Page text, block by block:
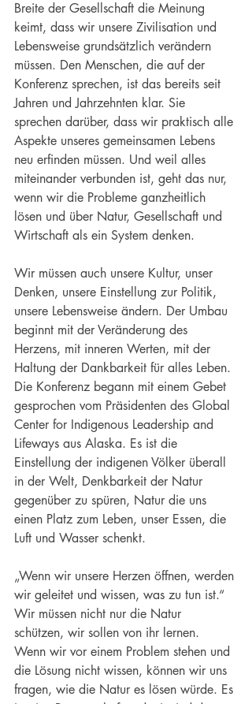
Breite der Gesellschaft die Meinung
keimt, dass wir unsere Zivilisation und
Lebensweise grundsätzlich verändern
müssen. Den Menschen, die auf der
Konferenz sprechen, ist das bereits seit
Jahren und Jahrzehnten klar. Sie
sprechen darüber, dass wir praktisch alle
Aspekte unseres gemeinsamen Lebens
neu erfinden müssen. Und weil alles
miteinander verbunden ist, geht das nur,
wenn wir die Probleme ganzheitlich
lösen und über Natur, Gesellschaft und
Wirtschaft als ein System denken.
Wir müssen auch unsere Kultur, unser
Denken, unsere Einstellung zur Politik,
unsere Lebensweise ändern. Der Umbau
beginnt mit der Veränderung des
Herzens, mit inneren Werten, mit der
Haltung der Dankbarkeit für alles Leben.
Die Konferenz begann mit einem Gebet
gesprochen vom Präsidenten des Global
Center for Indigenous Leadership and
Lifeways aus Alaska. Es ist die
Einstellung der indigenen Völker überall
in der Welt, Denkbarkeit der Natur
gegenüber zu spüren, Natur die uns
einen Platz zum Leben, unser Essen, die
Luft und Wasser schenkt.
„Wenn wir unsere Herzen öffnen, werden
wir geleitet und wissen, was zu tun ist.“
Wir müssen nicht nur die Natur
schützen, wir sollen von ihr lernen.
Wenn wir vor einem Problem stehen und
die Lösung nicht wissen, können wir uns
fragen, wie die Natur es lösen würde. Es